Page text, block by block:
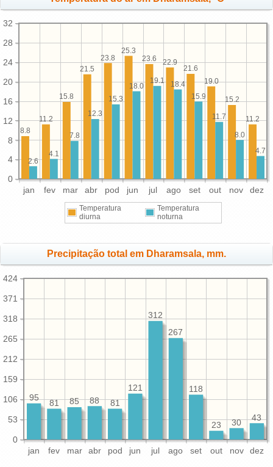
jan fev mar abr pod jun jul ago set out nov dez
0
4
8
12
16
20
24
28
32
11.2
15.2
19.0
21.6
22.9
23.6
25.3
23.8
21.5
15.8
11.2
8.8
4.7
8.0
11.7
15.9
18.4
19.1
18.0
15.3
12.3
7.8
4.1
2.6
Temperatura
diurna
Temperatura
noturna
Precipitação total em Dharamsala, mm.
jan fev mar abr pod jun jul ago set out nov dez
0
53
106
159
212
265
318
371
424
43
30
23
118
267
312
121
81
88
85
81
95